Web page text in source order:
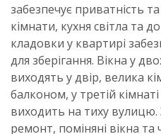
забезпечує приватність
кімнати, кухня світла та
кладовки у квартирі
для зберігання. Вікна у
виходять у двір, велика
балконом, у третій
виходить на тиху
ремонт, поміняні вікна та